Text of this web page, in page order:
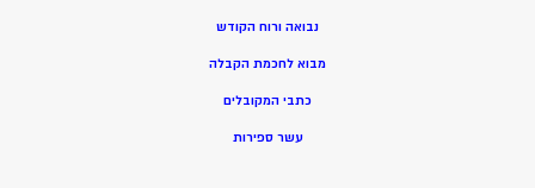
נבואה ורוח הקודש
מבוא לחכמת הקבלה
כתבי המקובלים
עשר ספירות